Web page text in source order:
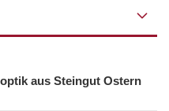
aus Steingut Ostern